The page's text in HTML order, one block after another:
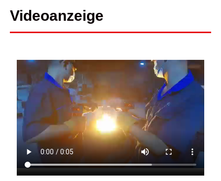
Videoanzeige